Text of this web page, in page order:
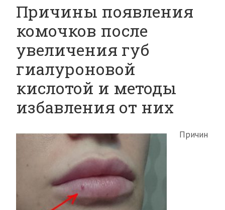
Причины появления
комочков после
увеличения губ
гиалуроновой
кислотой и методы
избавления от них
Причин